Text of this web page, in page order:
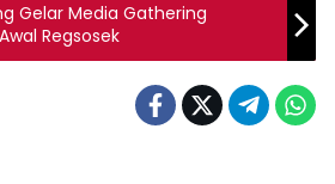
Gelar Media Gathering
Regsosek